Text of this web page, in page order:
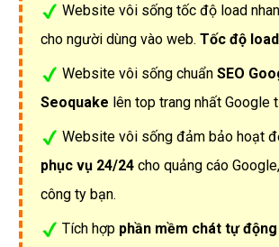
Website vôi sống tốc độ load
cho người dùng vào web. Tốc độ
Website vôi sống chuẩn SEO
Seoquake lên top trang nhất Google
Website vôi sống đảm bảo hoạt
phục vụ 24/24 cho quảng cáo
công ty bạn.
Tích hợp phần mềm chát tự động